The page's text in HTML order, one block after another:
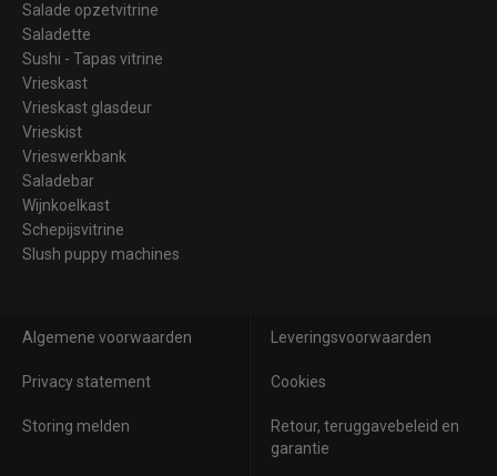
Salade opzetvitrine
Saladette
Sushi - Tapas vitrine
Vrieskast
Vrieskast glasdeur
Vrieskist
Vrieswerkbank
Saladebar
Wijnkoelkast
Schepijsvitrine
Slush puppy machines
Algemene voorwaarden Leveringsvoorwaarden
Privacy statement Cookies
Storing melden
Retour, teruggavebeleid en
garantie